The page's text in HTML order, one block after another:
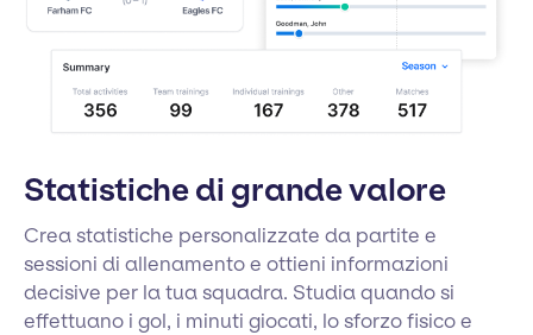
Statistiche di grande valore
Crea statistiche personalizzate da partite e
sessioni di allenamento e ottieni informazioni
decisive per la tua squadra. Studia quando si
effettuano i gol, i minuti giocati, lo sforzo fisico e